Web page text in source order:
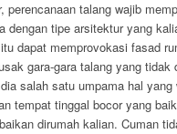
perencanaan talang wajib
dengan tipe arsitektur yang
dapat memprovokasi fasad
gara-gara talang yang tidak
salah satu umpama hal
tempat tinggal bocor yang
dirumah kalian. Cuman